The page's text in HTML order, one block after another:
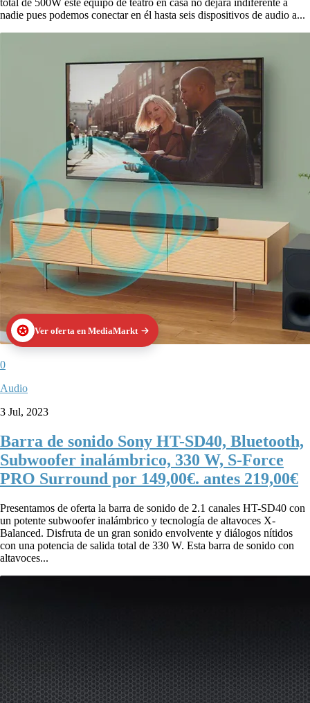
total de 500W este equipo de teatro en casa no dejará indiferente a
nadie pues podemos conectar en él hasta seis dispositivos de audio a...
Ver oferta en MediaMarkt
0
Audio
3 Jul, 2023
Barra de sonido Sony HT-SD40, Bluetooth,
Subwoofer inalámbrico, 330 W, S-Force
PRO Surround por 149,00€. antes 219,00€
Presentamos de oferta la barra de sonido de 2.1 canales HT-SD40 con
un potente subwoofer inalámbrico y tecnología de altavoces X-
Balanced. Disfruta de un gran sonido envolvente y diálogos nítidos
con una potencia de salida total de 330 W. Esta barra de sonido con
altavoces...